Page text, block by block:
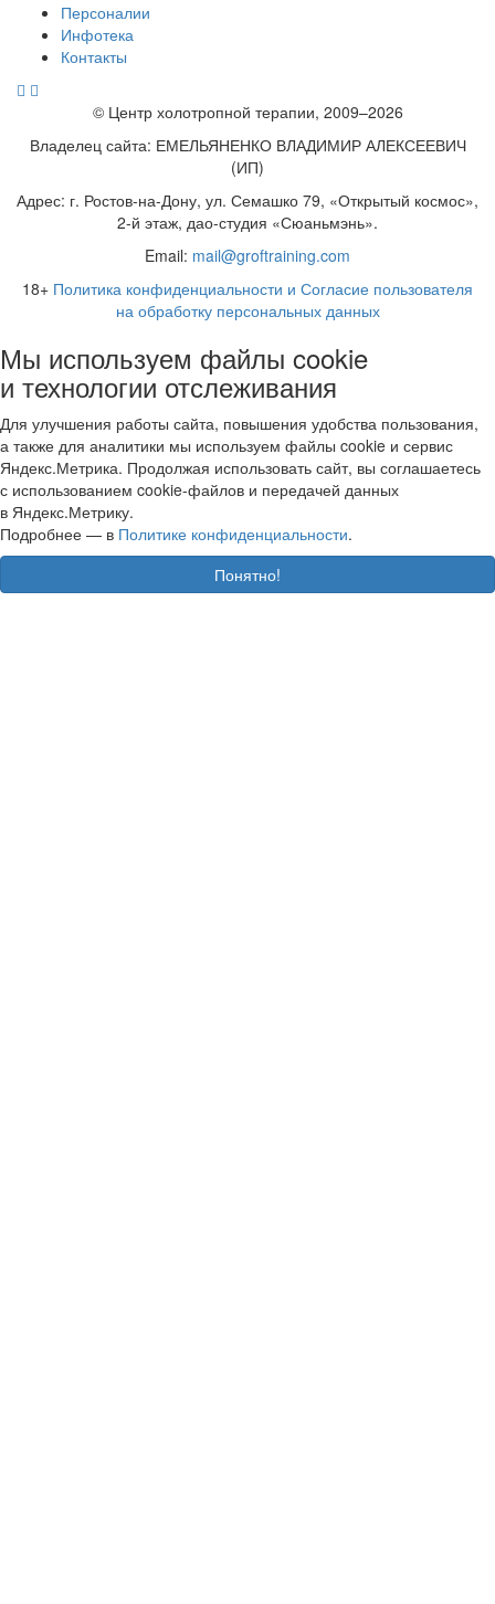
Персоналии
Инфотека
Контакты
© Центр холотропной терапии, 2009–2026
Владелец сайта: ЕМЕЛЬЯНЕНКО ВЛАДИМИР АЛЕКСЕЕВИЧ
(ИП)
Адрес: г. Ростов-на-Дону, ул. Семашко 79, «Открытый космос»,
2-й этаж, дао-студия «Сюаньмэнь».
Email: mail@groftraining.com
18+ Политика конфиденциальности и Согласие пользователя
на обработку персональных данных
Мы используем файлы cookie
и технологии отслеживания
Для улучшения работы сайта, повышения удобства пользования,
а также для аналитики мы используем файлы cookie и сервис
Яндекс.Метрика. Продолжая использовать сайт, вы соглашаетесь
с использованием cookie-файлов и передачей данных
в Яндекс.Метрику.
Подробнее — в Политике конфиденциальности.
Понятно!